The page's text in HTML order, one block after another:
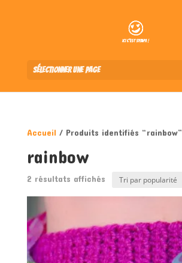
Sélectionner une page
Accueil / Produits identifiés “rainbow”
rainbow
2 résultats affichésTrié